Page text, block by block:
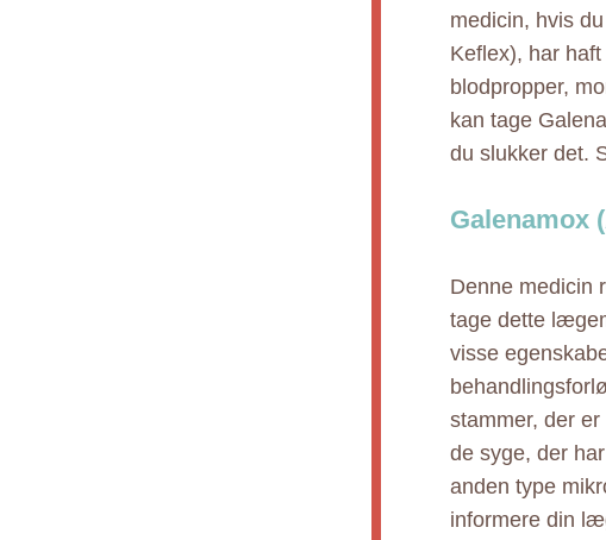
medicin, hvis
Keflex), har
blodpropper,
kan tage
du slukker det.
Galenamox
Denne medicin
tage dette
visse
stammer, der
de syge, der
anden type
informere din